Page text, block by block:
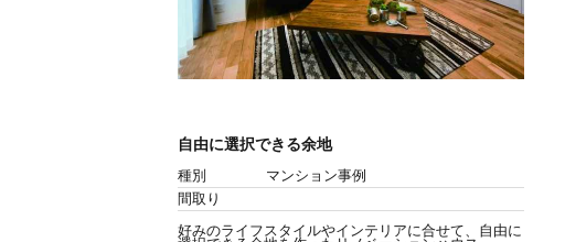
自由に選択できる余地
種別
マンション事例
間取り
好みのライフスタイルやインテリアに合せて、自由に